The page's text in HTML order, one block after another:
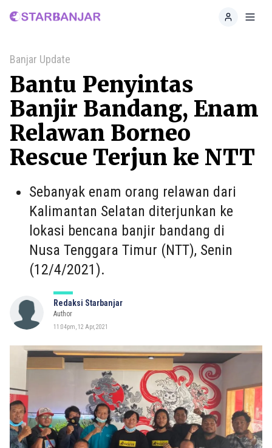
Home
Banjar Update
Bantu Penyintas
Banjir Bandang, Enam
Relawan Borneo
Rescue Terjun ke NTT
Sebanyak enam orang relawan dari
Kalimantan Selatan diterjunkan ke
lokasi bencana banjir bandang di
Nusa Tenggara Timur (NTT), Senin
(12/4/2021).
Redaksi Starbanjar
Author
11:04pm, 12 Apr, 2021